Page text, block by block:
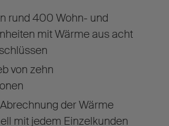
rund 400 Wohn- und
mit Wärme aus acht
von zehn
der Wärme
mit jedem Einzelkunden